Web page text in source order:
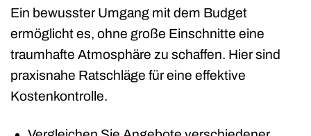
Ein bewusster Umgang mit dem Budget
ermöglicht es, ohne große Einschnitte eine
traumhafte Atmosphäre zu schaffen. Hier sind
praxisnahe Ratschläge für eine effektive
Kostenkontrolle.